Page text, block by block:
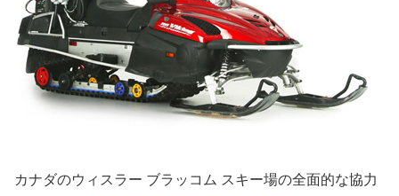
カナダのウィスラー ブラッコム スキー場の全面的な協力